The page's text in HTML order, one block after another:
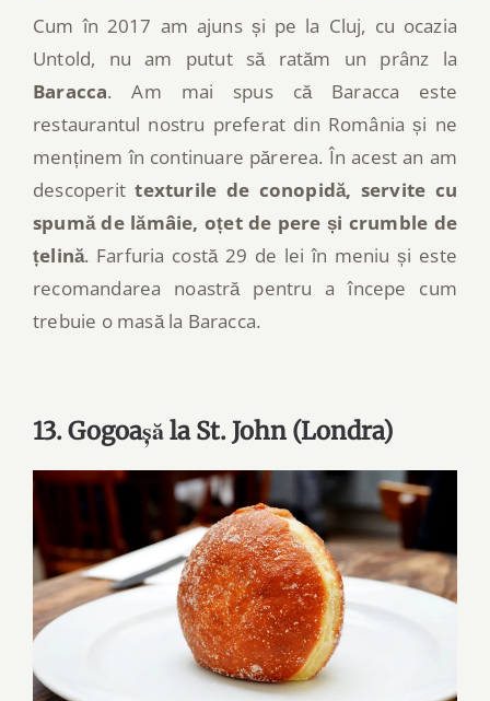
Cum în 2017 am ajuns și pe la Cluj, cu ocazia
Untold, nu am putut să ratăm un prânz la
Baracca. Am mai spus că Baracca este
restaurantul nostru preferat din România și ne
menținem în continuare părerea. În acest an am
descoperittexturile de conopidă, servite cu
spumă de lămâie, oțet de pere și crumble de
țelină. Farfuria costă 29 de lei în meniu și este
recomandarea noastră pentru a începe cum
trebuie o masă la Baracca.
13. Gogoașă la St. John (Londra)